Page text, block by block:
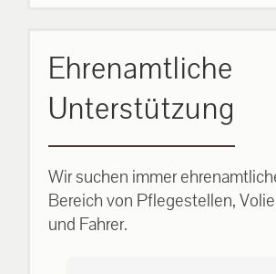
Ehrenamtliche
Unterstützung
Wir suchen immer
Bereich von Pflegestellen,
und Fahrer.